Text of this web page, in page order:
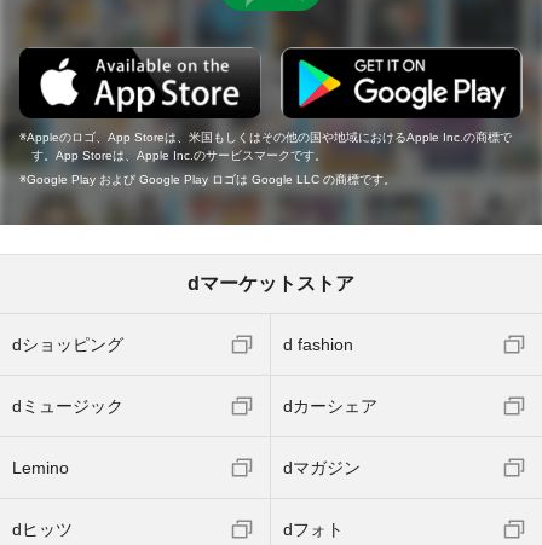
Appleのロゴ、App Storeは、米国もしくはその他の国や地域におけるApple Inc.の商標で
す。App Storeは、Apple Inc.のサービスマークです。
Google Play および Google Play ロゴは Google LLC の商標です。
dマーケットストア
dショッピング d fashion
dミュージック dカーシェア
Lemino dマガジン
dヒッツ dフォト